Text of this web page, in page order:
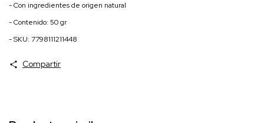
- Con ingredientes de origen natural
- Contenido: 50 gr
- SKU: 7798111211448
Compartir